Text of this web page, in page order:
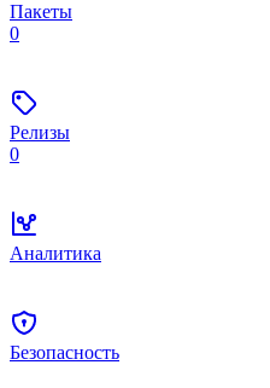
Пакеты
0
Релизы
0
Аналитика
Безопасность